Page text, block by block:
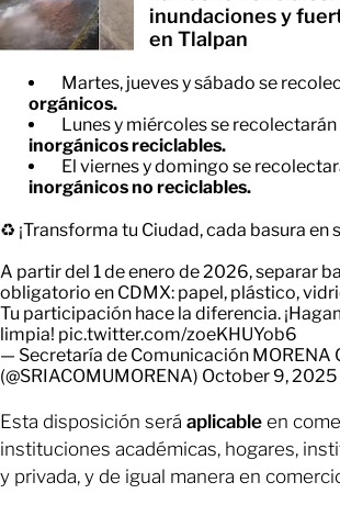
inundaciones y
en Tlalpan
Martes, jueves y sábado se
orgánicos.
Lunes y miércoles se recolectarán
inorgánicos reciclables.
El viernes y domingo se
inorgánicos no reciclables.
♻️ ¡Transforma tu Ciudad, cada basura en
A partir del 1 de enero de 2026, separar
obligatorio en CDMX: papel, plástico,
Tu participación hace la diferencia.
limpia! pic.twitter.com/zoeKHUYob6
— Secretaría de Comunicación MORENA
(@SRIACOMUMORENA) October 9, 2025
Esta disposición será aplicable en
instituciones académicas, hogares,
y privada, y de igual manera en